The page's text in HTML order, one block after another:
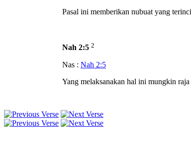
Pasal ini memberikan nubuat yang
Nah 2:5 2
Nas : Nah 2:5
Yang melaksanakan hal ini mungkin